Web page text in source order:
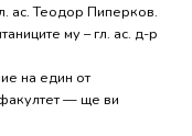
ас. Теодор Пиперков.
му – гл. ас. д-р
на един от
— ще ви